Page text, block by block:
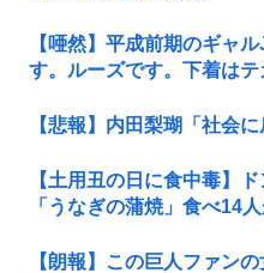
【唖然】平成前期のギャ
す。ルーズです。下着は
【悲報】内田梨瑚「社会に
【土用丑の日に食中毒】
「うなぎの蒲焼」食べ14
【朗報】この巨人ファン